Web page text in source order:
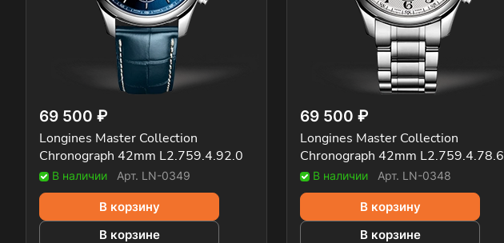
69 500 ₽
Longines Master Collection
Chronograph 42mm L2.759.4.92.0
В наличии Арт. LN-0349
В корзину
В корзине
69 500 ₽
Longines Master Collection
Chronograph 42mm L2.759.4.78.6
В наличии Арт. LN-0348
В корзину
В корзине